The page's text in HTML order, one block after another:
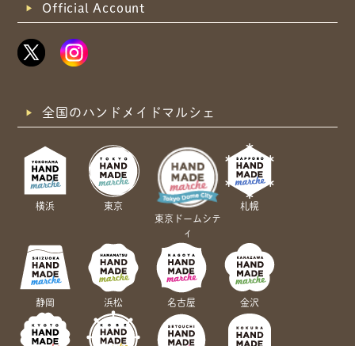
Official Account
全国のハンドメイドマルシェ
横浜
東京
東京ドームシテ
ィ
札幌
静岡 浜松 名古屋 金沢